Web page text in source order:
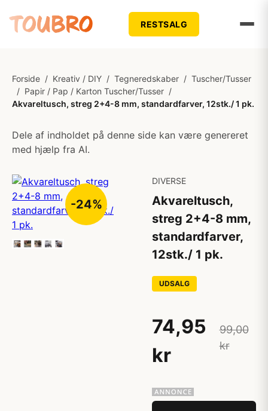
RESTSALG
Forside / Kreativ / DIY / Tegneredskaber / Tuscher/Tusser
/ Papir / Pap / Karton Tuscher/Tusser /
Akvareltusch, streg 2+4-8 mm, standardfarver, 12stk./ 1 pk.
Dele af indholdet på denne side kan være genereret
med hjælp fra AI.
-24%
DIVERSE
Akvareltusch,
streg 2+4-8 mm,
standardfarver,
12stk./ 1 pk.
UDSALG
74,95
kr
99,00
kr